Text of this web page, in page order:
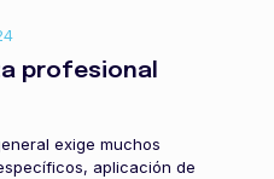
profesional
exige muchos
aplicación de